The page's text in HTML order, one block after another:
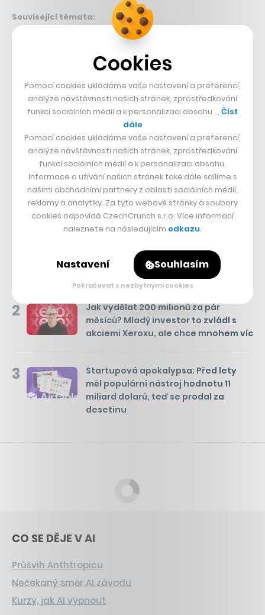
Související témata:
Přejít do diskuze
NEJČTENĚJŠÍ ČLÁNKY Týden
Hvězda Kingdom Come otevírá
vyznání lásky k Česku, říká miláček
fanoušků
2
Jak vydělat 200 milionů za pár
měsíců? Mladý investor to zvládl s
akciemi Xeroxu, ale chce mnohem víc
3
Startupová apokalypsa: Před lety
měl populární nástroj hodnotu 11
miliard dolarů, teď se prodal za
desetinu
CO SE DĚJE V AI
Průšvih Anthtropicu
Nečekaný směr AI závodu
Kurzy, jak AI vypnout
Cookies
Pomocí cookies ukládáme vaše nastavení a preferencí,
analýze návštěvnosti našich stránek, zprostředkování
funkcí sociálních médií a k personalizaci obsahu … Číst
dále
Pomocí cookies ukládáme vaše nastavení a preferencí,
analýze návštěvnosti našich stránek, zprostředkování
funkcí sociálních médií a k personalizaci obsahu.
Informace o užívání našich stránek také dále sdílíme s
našimi obchodními partnery z oblasti sociálních médií,
reklamy a analytiky. Za tyto webové stránky a soubory
cookies odpovídá CzechCrunch s.r.o. Více informací
naleznete na následujícím odkazu.
Nastavení Souhlasím
Pokračovat s nezbytnými cookies